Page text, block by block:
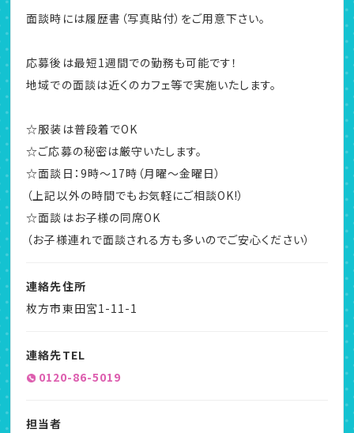
面談時には履歴書（写真貼付）をご用意下さい。
応募後は最短1週間での勤務も可能です！
地域での面談は近くのカフェ等で実施いたします。
☆服装は普段着でOK
☆ご応募の秘密は厳守いたします。
☆面談日：9時～17時（月曜～金曜日）
（上記以外の時間でもお気軽にご相談OK!）
☆面談はお子様の同席OK
（お子様連れで面談される方も多いのでご安心ください）
連絡先住所
枚方市東田宮1-11-1
連絡先TEL
0120-86-5019
担当者